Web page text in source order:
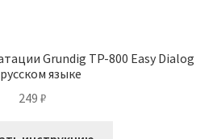
Grundig TP-800 Easy Dialog
языке
249 ₽